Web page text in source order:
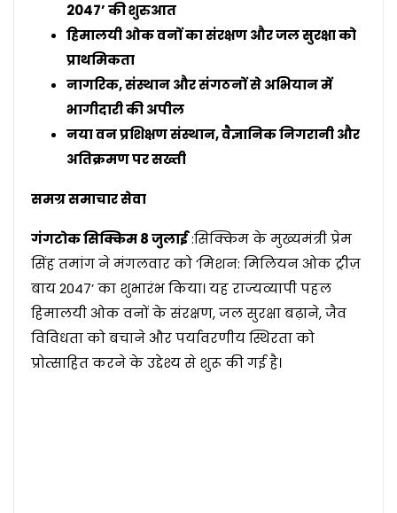
2047’ की शुरुआत
हिमालयी ओक वनों का संरक्षण और जल सुरक्षा को
प्राथमिकता
नागरिक, संस्थान और संगठनों से अभियान में
भागीदारी की अपील
नया वन प्रशिक्षण संस्थान, वैज्ञानिक निगरानी और
अतिक्रमण पर सख्ती
समग्र समाचार सेवा
गंगटोक सिक्किम 8 जुलाई:सिक्किम के मुख्यमंत्री प्रेम
सिंह तमांग ने मंगलवार को ‘मिशन: मिलियन ओक ट्रीज़
बाय 2047’ का शुभारंभ किया। यह राज्यव्यापी पहल
हिमालयी ओक वनों के संरक्षण, जल सुरक्षा बढ़ाने, जैव
विविधता को बचाने और पर्यावरणीय स्थिरता को
प्रोत्साहित करने के उद्देश्य से शुरू की गई है।